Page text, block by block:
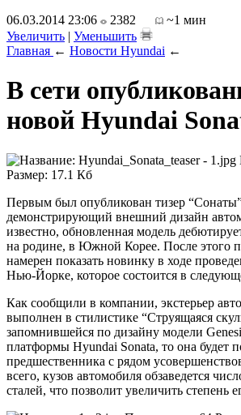
06.03.2014 23:06
2382
~1 мин
Увеличить | Уменьшить
Главная ← Новости Hyundai ←
В сети
новой Hyundai
Первым был опубликован тизер
демонстрирующий внешний дизайн
известно, обновленная модель
на родине, в Южной Корее. После этого
намерен показать новинку в ходе
Нью-Йорке, которое состоится в
Как сообщили в компании, экстерьер
выполнен в стилистике “Струящаяся
запомнившейся по дизайну модели
платформы Hyundai Sonata, то она будет
предшественника с рядом
всего, кузов автомобиля обзаведется
сталей, что позволит увеличить степень